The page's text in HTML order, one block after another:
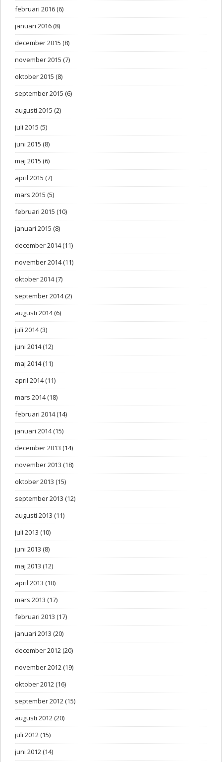
februari 2016(6)
januari 2016(8)
december 2015 (8)
november 2015 (7)
oktober 2015 (8)
september 2015 (6)
augusti 2015 (2)
juli 2015 (5)
juni 2015 (8)
maj 2015 (6)
april 2015 (7)
mars 2015 (5)
februari 2015 (10)
januari 2015 (8)
december 2014(11)
november 2014(11)
oktober 2014(7)
september 2014(2)
augusti 2014(6)
juli 2014(3)
juni 2014(12)
maj 2014(11)
april 2014(11)
mars 2014(18)
februari 2014(14)
januari 2014(15)
december 2013 (14)
november 2013 (18)
oktober 2013 (15)
september 2013 (12)
augusti 2013 (11)
juli 2013 (10)
juni 2013 (8)
maj 2013 (12)
april 2013 (10)
mars 2013 (17)
februari 2013 (17)
januari 2013 (20)
december 2012(20)
november 2012(19)
oktober 2012(16)
september 2012(15)
augusti 2012(20)
juli 2012(15)
juni 2012(14)